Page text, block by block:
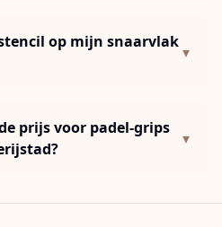
op mijn snaarvlak
▾
prijs voor padel-grips
▾